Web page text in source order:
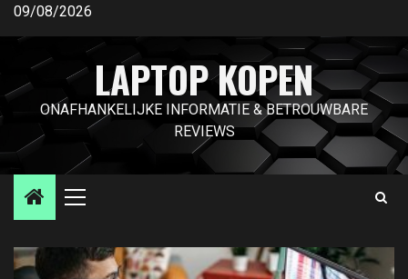
Ga09/08/2026
LAPTOP KOPEN
ONAFHANKELIJKE INFORMATIE & BETROUWBARE
REVIEWS
Primair